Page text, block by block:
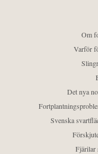
Om
Varför
Det nya
Svenska
Fjärilar